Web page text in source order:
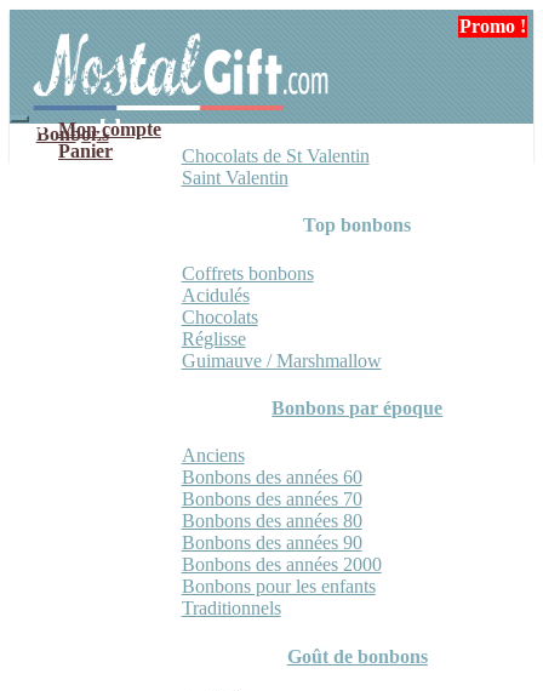
navigation
contenu
Mon compte
Panier
Bonbons
Chocolats de St Valentin
Saint Valentin
Top bonbons
Coffrets bonbons
Acidulés
Chocolats
Réglisse
Guimauve / Marshmallow
Bonbons par époque
Anciens
Bonbons des années 60
Bonbons des années 70
Bonbons des années 80
Bonbons des années 90
Bonbons des années 2000
Bonbons pour les enfants
Traditionnels
Goût de bonbons
Promo !
Promo !
Promo !